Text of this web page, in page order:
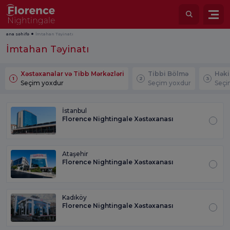
ana səhifə İmtahan Təyinatı
İmtahan Təyinatı
1
Xəstəxanalar və Tibb Mərkəzləri
Seçim yoxdur
2
Tibbi Bölmə
Seçim yoxdur
3
İstanbul
Florence Nightingale Xəstəxanası
Ataşehir
Florence Nightingale Xəstəxanası
Kadıköy
Florence Nightingale Xəstəxanası